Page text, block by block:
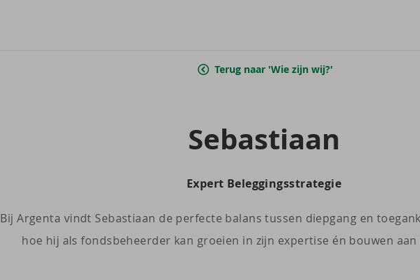
Terug naar 'Wie zijn wij?'
Se­bas­ti­aan
Expert Beleggingsstrategie
Bij Argenta vindt Sebastiaan de perfecte balans tussen diepgang en
hoe hij als fondsbeheerder kan groeien in zijn expertise én bouwen